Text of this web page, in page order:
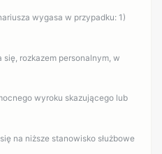
wygasa w przypadku: 1)
się, rozkazem personalnym, w
wyroku skazującego lub
na niższe stanowisko służbowe